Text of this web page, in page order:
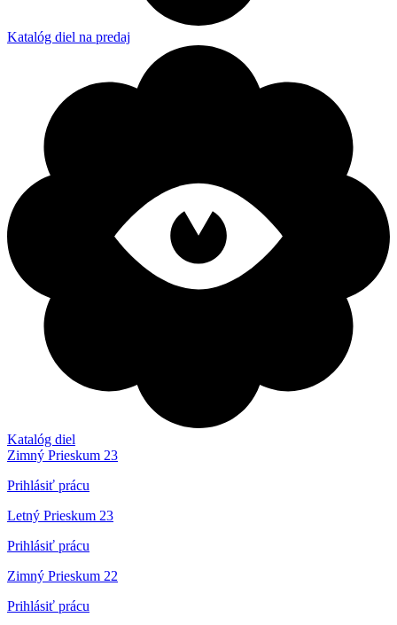
Katalóg diel na predaj
Katalóg diel
Zimný Prieskum 23
Prihlásiť prácu
Letný Prieskum 23
Prihlásiť prácu
Zimný Prieskum 22
Prihlásiť prácu